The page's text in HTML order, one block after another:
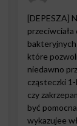
[DEPESZA]
które
niedawno
cząsteczki
czy
być
wykazujee